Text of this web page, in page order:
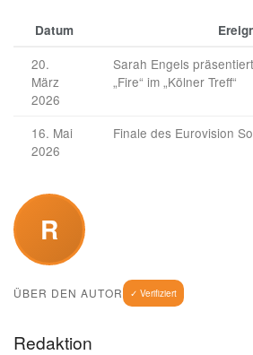
Datum
20.
März
2026
Sarah Engels
„Fire“ im „Kölner Treff“
16. Mai
2026
Finale des Eurovision
R
ÜBER DEN AUTOR ✓ Verifiziert
Redaktion